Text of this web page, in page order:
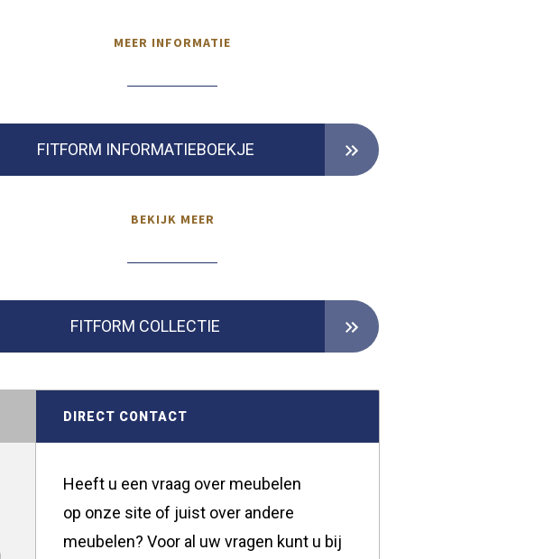
MEER INFORMATIE
FITFORM INFORMATIEBOEKJE
BEKIJK MEER
FITFORM COLLECTIE
DIRECT CONTACT
Heeft u een vraag over meubelen
op onze site of juist over andere
meubelen? Voor al uw vragen kunt u bij